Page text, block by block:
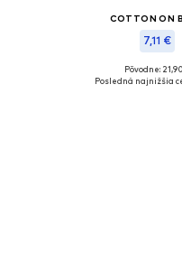
COTTON ON
7,11 €
Dostupné
Pôvodne:
Posledná najnižšia